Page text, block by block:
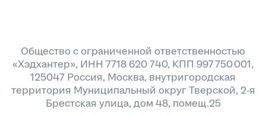
Общество с ограниченной ответственностью
«Хэдхантер», ИНН 7718 620 740, КПП 997 750 001,
125047 Россия, Москва, внутригородская
территория Муниципальный округ Тверской, 2-я
Брестская улица, дом 48, помещ.25